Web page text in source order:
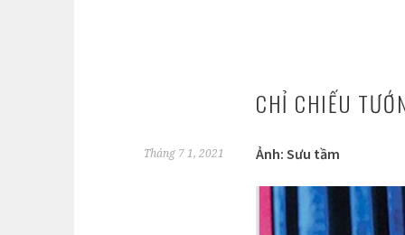
CHỈ CHIẾU
Tháng 7 1, 2021 Ảnh: Sưu tầm